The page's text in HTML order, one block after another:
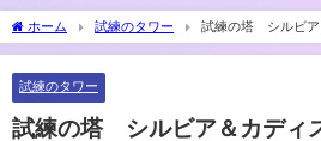
ホーム 試練のタワー
試練の塔 シルビア
ﾌﾞｱｶ）
試練のタワー
試練の塔 シルビア＆カディ